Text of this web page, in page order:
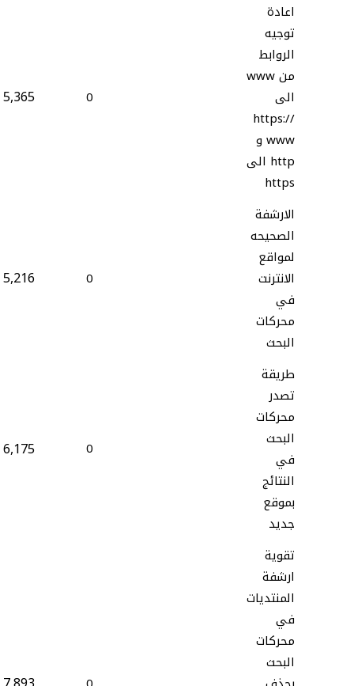
اعادة
توجيه
الروابط
من www
الى
https://
www و
http الى
https
0
5,365
الارشفة
الصحيحه
لمواقع
الانترنت
في
محركات
البحث
0
5,216
طريقة
تصدر
محركات
البحث
في
النتائج
بموقع
جديد
0
6,175
تقوية
ارشفة
المنتديات
في
محركات
البحث